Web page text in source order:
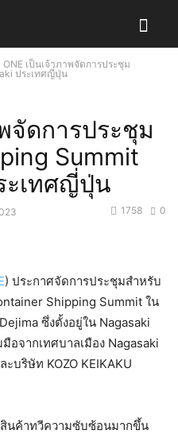
ONE เป็นเจ้าภาพจัดการประชุม
ประเทศญี่ปุ่น
จัดการประชุม
Summit
ะเทศญี่ปุ่น
0
1758
) ประกาศจัดการประชุมสำหรับ
Shipping Summit ใน
ซึ่งตั้งอยู่ใน Nagasaki
จากเทศบาลเมือง Nagasaki
บริษัท KOZO KEIKAKU
สินค้าทวีความซับซ้อนมากขึ้น